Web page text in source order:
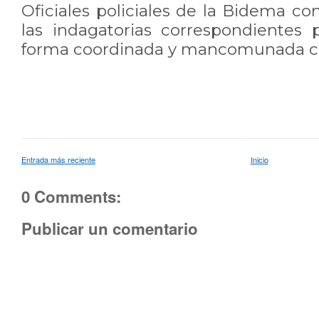
Oficiales policiales de la Bidema
las indagatorias
forma coordinada y mancomunada
Entrada más reciente Inicio
0 Comments:
Publicar un comentario